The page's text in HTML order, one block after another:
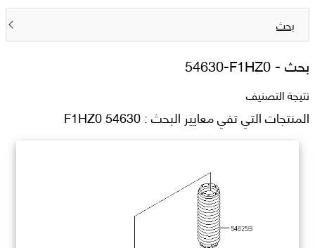
بحث
بحث -54630-F1HZ0
نتيجة التصنيف
المنتجات التي تفي معايير البحث : 54630 F1HZ0